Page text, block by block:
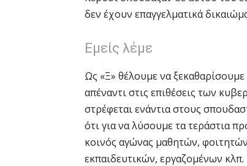
δεν έχουν επαγγελματικά
Εμείς λέμε
Ως «Ξ» θέλουμε να
απέναντι στις επιθέσεις των
στρέφεται ενάντια στους
ότι για να λύσουμε τα τεράστια
κοινός αγώνας μαθητών,
εκπαιδευτικών, εργαζομένων κλπ.